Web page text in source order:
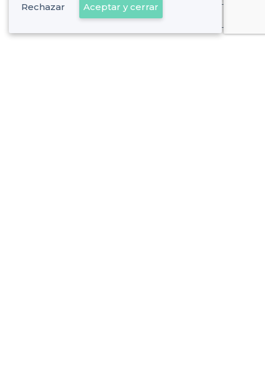
Ya es cliente
Rechazar Aceptar y cerrar